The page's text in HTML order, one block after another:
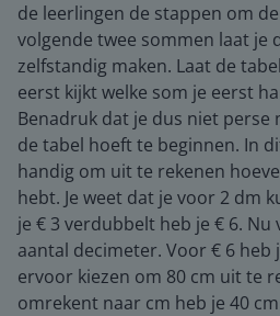
de leerlingen de stappen om
volgende twee sommen laat je
zelfstandig maken. Laat de
eerst kijkt welke som je eerst
Benadruk dat je dus niet perse
de tabel hoeft te beginnen. In
handig om uit te rekenen
hebt. Je weet dat je voor 2 dm
je € 3 verdubbelt heb je € 6.
aantal decimeter. Voor € 6 heb
ervoor kiezen om 80 cm uit te
omrekent naar cm heb je 40